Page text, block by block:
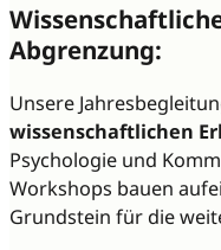
Abgrenzung:
Unsere
wissenschaftlichen
Psychologie und
Workshops bauen
Grundstein für die